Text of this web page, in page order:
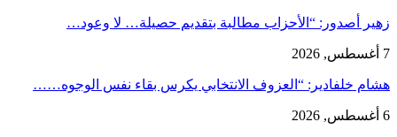
زهير أصدور: “الأحزاب مطالبة بتقديم حصيلة… لا وعود…
7 أغسطس, 2026
هشام خلفادير: “العزوف الانتخابي يكرس بقاء نفس الوجوه……
6 أغسطس, 2026